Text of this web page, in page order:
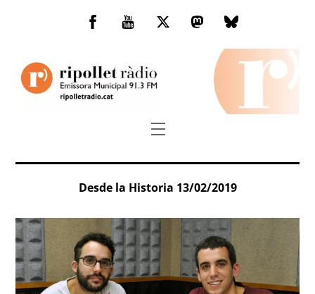
Facebook
You
TwitterMastodonBluesky
Menu
Desde la Historia 13/02/2019